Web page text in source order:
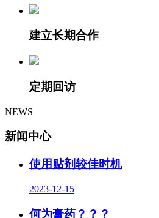
建立长期合作
定期回访
NEWS
新闻中心
使用贴剂较佳时机
2023-12-15
何为膏药？？？